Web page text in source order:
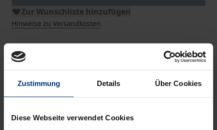
Zustimmung Details Über Cookies
Diese Webseite verwendet Cookies
Zur Wunschliste hinzufügen
Hinweise zu Versandkosten
Bibliografische Angaben
1